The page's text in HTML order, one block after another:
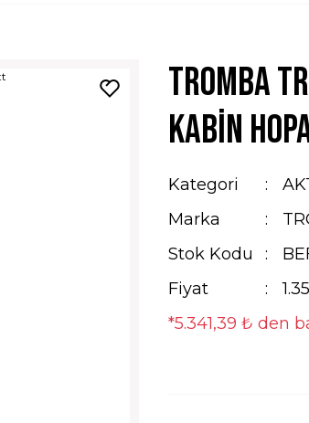
Tromba
Kabin
Kategori
Marka
Stok Kodu
Fiyat
*5.341,39 ₺ den